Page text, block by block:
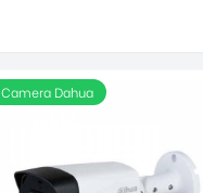
Camera Dahua